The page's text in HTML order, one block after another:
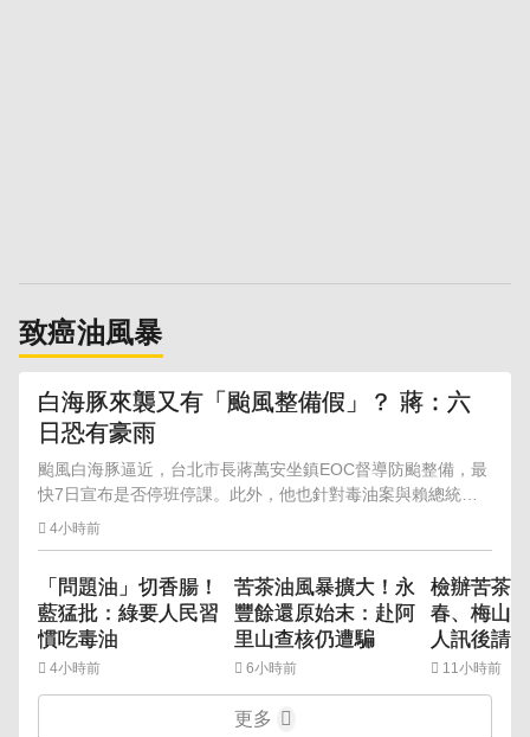
致癌油風暴
白海豚來襲又有「颱風整備假」？ 蔣：六
日恐有豪雨
颱風白海豚逼近，台北市長蔣萬安坐鎮EOC督導防颱整備，最
快7日宣布是否停班停課。此外，他也針對毒油案與賴總統
「台中是食安破口」說法表達不滿，雙方持續隔空交鋒。
4小時前
「問題油」切香腸！
藍猛批：綠要人民習
慣吃毒油
4小時前
苦茶油風暴擴大！永
豐餘還原始末：赴阿
里山查核仍遭騙
6小時前
檢辦苦茶
春、梅山
人訊後請回
11小時前
更多